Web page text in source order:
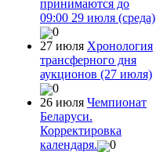
принимаются до
09:00 29 июля (среда)
0
27 июля Хронология
трансферного дня
аукционов (27 июля)
0
26 июля Чемпионат
Беларуси.
Корректировка
календаря.
0